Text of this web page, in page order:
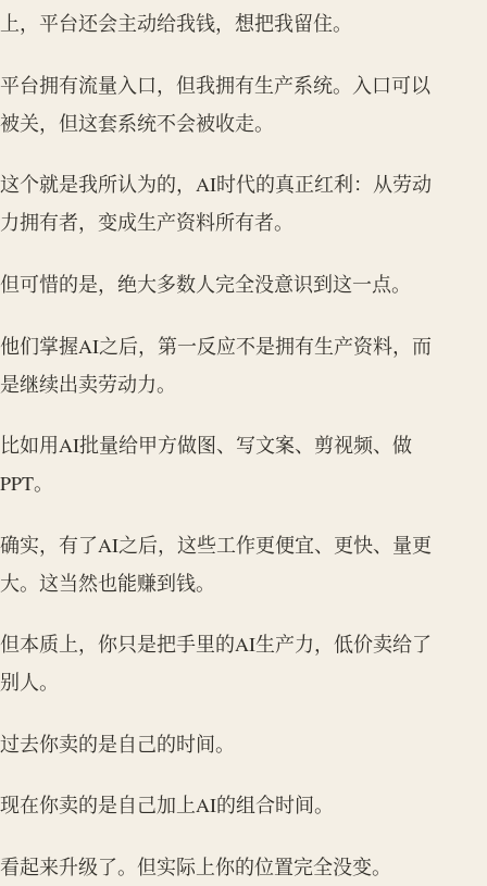
上，平台还会主动给我钱，想把我留住。
平台拥有流量入口，但我拥有生产系统。入口可以
被关，但这套系统不会被收走。
这个就是我所认为的，AI时代的真正红利：从劳动
力拥有者，变成生产资料所有者。
但可惜的是，绝大多数人完全没意识到这一点。
他们掌握AI之后，第一反应不是拥有生产资料，而
是继续出卖劳动力。
比如用AI批量给甲方做图、写文案、剪视频、做
PPT。
确实，有了AI之后，这些工作更便宜、更快、量更
大。这当然也能赚到钱。
但本质上，你只是把手里的AI生产力，低价卖给了
别人。
过去你卖的是自己的时间。
现在你卖的是自己加上AI的组合时间。
看起来升级了。但实际上你的位置完全没变。